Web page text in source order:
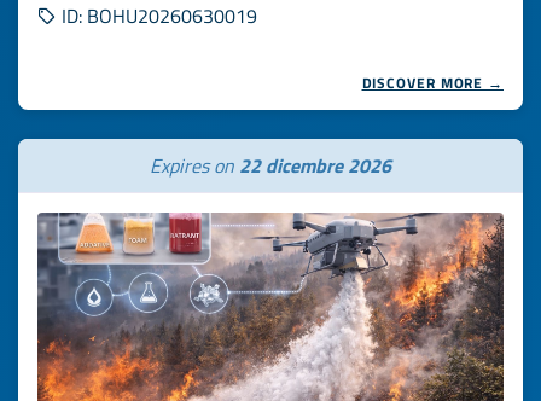
ID: BOHU20260630019
DISCOVER MORE →
Expires on 22 dicembre 2026